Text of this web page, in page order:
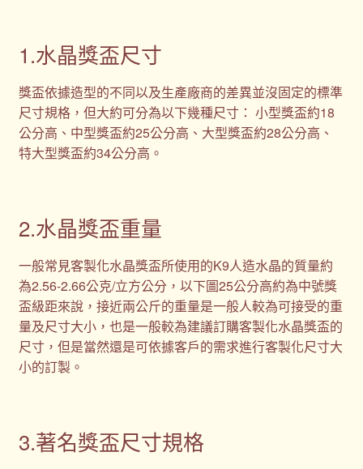
1.水晶獎盃尺寸
獎盃依據造型的不同以及生產廠商的差異並沒固定的標準
尺寸規格，但大約可分為以下幾種尺寸： 小型獎盃約18
公分高、中型獎盃約25公分高、大型獎盃約28公分高、
特大型獎盃約34公分高。
2.水晶獎盃重量
一般常見客製化水晶獎盃所使用的K9人造水晶的質量約
為2.56-2.66公克/立方公分，以下圖25公分高約為中號獎
盃級距來說，接近兩公斤的重量是一般人較為可接受的重
量及尺寸大小，也是一般較為建議訂購客製化水晶獎盃的
尺寸，但是當然還是可依據客戶的需求進行客製化尺寸大
小的訂製。
3.著名獎盃尺寸規格